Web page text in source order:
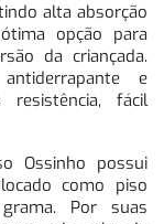
alta absorção
opção para
da criançada.
e
resistência, fácil
Ossinho possui
como piso
Por suas